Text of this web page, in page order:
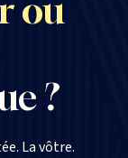
ou
?
La vôtre.